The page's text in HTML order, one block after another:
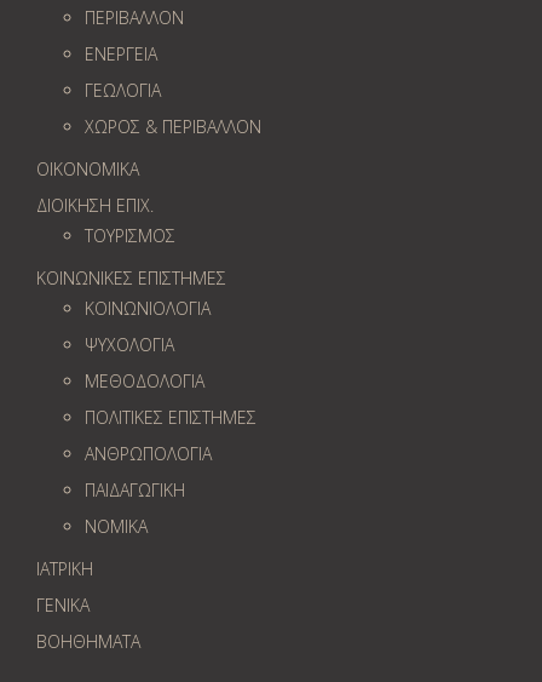
ΠΕΡΙΒΑΛΛΟΝ
ΕΝΕΡΓΕΙΑ
ΓΕΩΛOΓΙΑ
ΧΩΡΟΣ & ΠΕΡΙΒΑΛΛΟΝ
ΟΙΚΟΝΟΜΙΚΑ
ΔΙΟΙΚΗΣΗ ΕΠΙΧ.
ΤΟΥΡΙΣΜΟΣ
ΚΟΙΝΩΝΙΚΕΣ ΕΠΙΣΤΗΜΕΣ
ΚΟΙΝΩΝΙΟΛΟΓΙΑ
ΨΥΧΟΛΟΓΙΑ
ΜΕΘΟΔΟΛΟΓΙΑ
ΠΟΛΙΤΙΚΕΣ ΕΠΙΣΤΗΜΕΣ
ΑΝΘΡΩΠΟΛΟΓΙΑ
ΠΑΙΔΑΓΩΓΙΚΗ
ΝΟΜΙΚΑ
ΙΑΤΡΙΚΗ
ΓΕΝΙΚΑ
ΒΟΗΘΗΜΑΤΑ